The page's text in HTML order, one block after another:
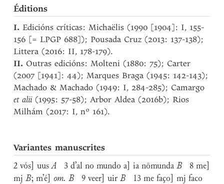
Éditions
I. Edicións críticas: Michaëlis (1990 [1904]: I, 155-
156 [= LPGP 688]); Pousada Cruz (2013: 137-138);
Littera (2016: II, 178-179).
II. Outras edicións: Molteni (1880: 75); Carter
(2007 [1941]: 44); Marques Braga (1945: 142-143);
Machado & Machado (1949: I, 284-285); Camargo
et alii(1995: 57-58); Arbor Aldea (2016b); Rios
Milhám (2017: I, nº 161).
Variantes manuscrites
2 vós] uusA 3 d’al no mundo a] ia nōmundaB 8 me]
mjB; m’é] om. B 9 veer] uirB 13 me faço] mj faco